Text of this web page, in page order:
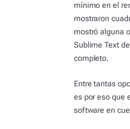
mínimo en el
mostraron
mostró alguna
Sublime Text
completo.
Entre tantas
es por eso que
software en